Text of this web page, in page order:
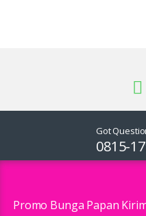
Got
0815-
Promo Bunga PapanFree